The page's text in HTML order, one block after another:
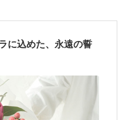
に込めた、永遠の誓